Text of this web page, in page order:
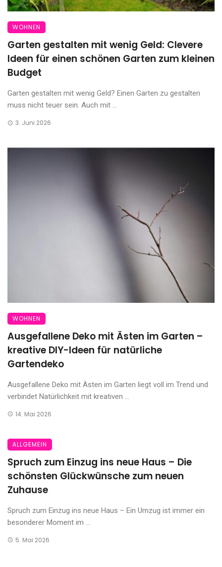
WOHNEN
Garten gestalten mit wenig Geld: Clevere
Ideen für einen schönen Garten zum kleinen
Budget
Garten gestalten mit wenig Geld? Einen Garten zu gestalten
muss nicht teuer sein. Auch mit ...
3. Juni 2026
WOHNEN
Ausgefallene Deko mit Ästen im Garten –
kreative DIY-Ideen für natürliche
Gartendeko
Ausgefallene Deko mit Ästen im Garten liegt voll im Trend und
verbindet Natürlichkeit mit kreativen ...
14. Mai 2026
ALLGEMEIN
Spruch zum Einzug ins neue Haus – Die
schönsten Glückwünsche zum neuen
Zuhause
Spruch zum Einzug ins neue Haus – Ein Umzug ist immer ein
besonderer Moment im ...
5. Mai 2026